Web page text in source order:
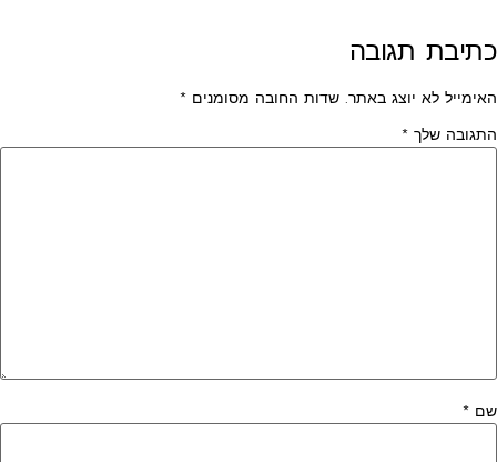
כתיבת תגובה
האימייל לא יוצג באתר. שדות החובה מסומנים *
התגובה שלך *
שם *